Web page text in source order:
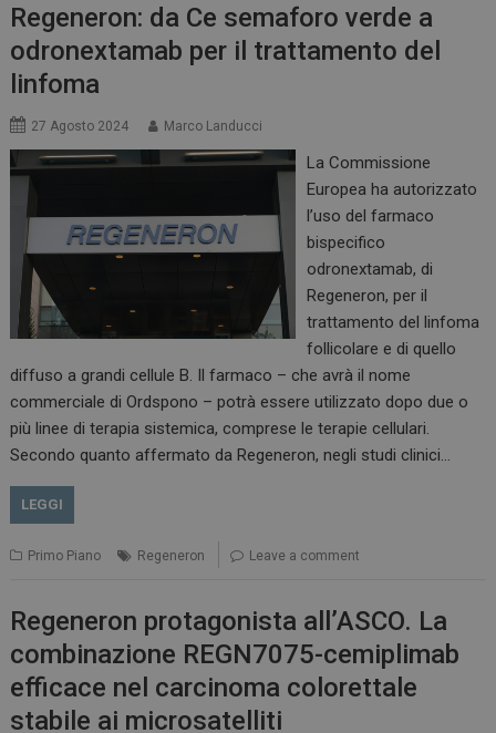
Regeneron: da Ce semaforo verde a
odronextamab per il trattamento del
linfoma
27 Agosto 2024 Marco Landucci
La Commissione
Europea ha autorizzato
l’uso del farmaco
bispecifico
odronextamab, di
Regeneron, per il
trattamento del linfoma
follicolare e di quello
diffuso a grandi cellule B. Il farmaco – che avrà il nome
commerciale di Ordspono – potrà essere utilizzato dopo due o
più linee di terapia sistemica, comprese le terapie cellulari.
Secondo quanto affermato da Regeneron, negli studi clinici…
LEGGI
Primo Piano Regeneron Leave a comment
Regeneron protagonista all’ASCO. La
combinazione REGN7075-cemiplimab
efficace nel carcinoma colorettale
stabile ai microsatelliti
ARRAffinitySameSite
Microsoft Corporation
.www.dailyhealthindustry.it
Sessione
www.dailyhealthindustry.it
Sessione